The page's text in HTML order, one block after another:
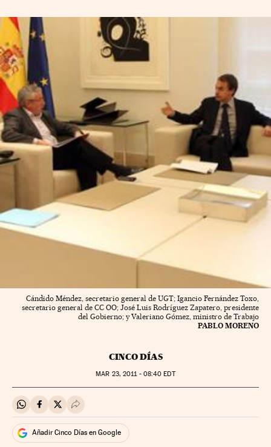
Cándido Méndez, secretario general de UGT; Igancio Fernández Toxo,
secretario general de CC OO; José Luis Rodríguez Zapatero, presidente
del Gobierno; y Valeriano Gómez, ministro de Trabajo
PABLO MORENO
CINCO DÍAS
MAR 23, 2011 - 08:40 EDT
Compartir en Whatsapp
Compartir en Facebook
Compartir en Twitter
Desplegar Redes Sociales
Añadir Cinco Días en Google